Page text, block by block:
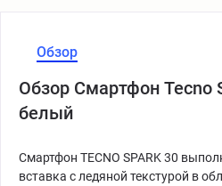
Обзор
Обзор Смартфон Tecno
белый
Смартфон TECNO SPARK 30
вставка с ледяной текстурой в